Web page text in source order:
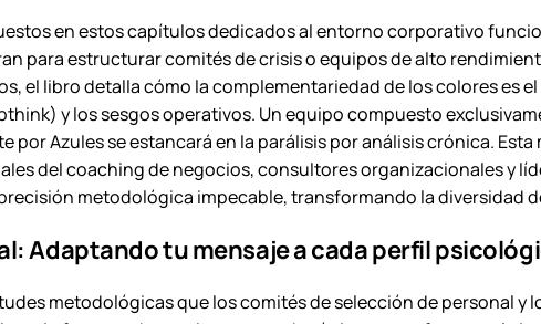
en estos capítulos dedicados al entorno corporativo
para estructurar comités de crisis o equipos de alto
el libro detalla cómo la complementariedad de los colores es
) y los sesgos operativos. Un equipo compuesto
por Azules se estancará en la parálisis por análisis crónica.
del coaching de negocios, consultores organizacionales y
metodológica impecable, transformando la diversidad
Adaptando tu mensaje a cada perfil
metodológicas que los comités de selección de personal